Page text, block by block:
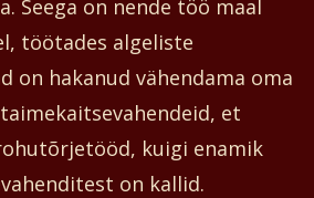
Seega on nende töö maal
töötades algeliste
on hakanud vähendama oma
et
kuigi enamik
on kallid.